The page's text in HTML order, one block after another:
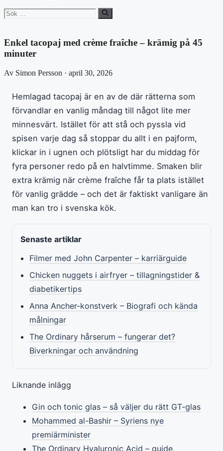
Sök
efter:
Enkel tacopaj med crème fraîche – krämig på 45
minuter
Av Simon Persson · april 30, 2026
Hemlagad tacopaj är en av de där rätterna som
förvandlar en vanlig måndag till något lite mer
minnesvärt. Istället för att stå och pyssla vid
spisen varje dag så stoppar du allt i en pajform,
klickar in i ugnen och plötsligt har du middag för
fyra personer redo på en halvtimme. Smaken blir
extra krämig när crème fraîche får ta plats istället
för vanlig grädde – och det är faktiskt vanligare än
man kan tro i svenska kök.
Senaste artiklar
Filmer med John Carpenter – karriärguide
Chicken nuggets i airfryer – tillagningstider &
diabetikertips
Anna Ancher-konstverk – Biografi och kända
målningar
The Ordinary hårserum – fungerar det?
Biverkningar och användning
Liknande inlägg
Gin och tonic glas – så väljer du rätt GT-glas
Mohammed al-Bashir – Syriens nye
premiärminister
The Ordinary Hyaluronic Acid – guide,